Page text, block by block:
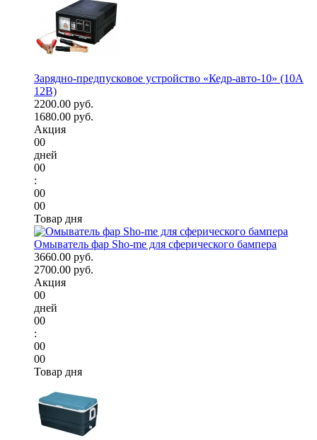
Зарядно-предпусковое устройство «Кедр-авто-10» (10A
12В)
2200.00 руб.
1680.00 руб.
Акция
00
дней
00
:
00
00
Товар дня
Омыватель фар Sho-me для сферического бампера
3660.00 руб.
2700.00 руб.
Акция
00
дней
00
:
00
00
Товар дня